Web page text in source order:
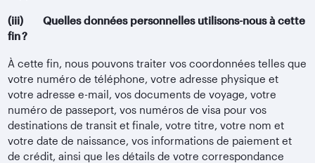
(iii) Quelles données personnelles utilisons-nous à cette
fin ?
À cette fin, nous pouvons traiter vos coordonnées telles que
votre numéro de téléphone, votre adresse physique et
votre adresse e-mail, vos documents de voyage, votre
numéro de passeport, vos numéros de visa pour vos
destinations de transit et finale, votre titre, votre nom et
votre date de naissance, vos informations de paiement et
de crédit, ainsi que les détails de votre correspondance